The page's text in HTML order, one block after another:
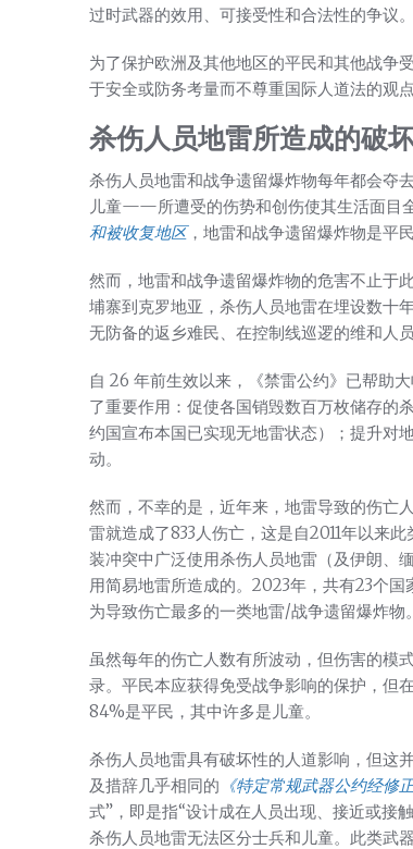
过时武器的效用、可接受性和合法性的争议。
为了保护欧洲及其他地区的平民和其他战争
于安全或防务考量而不尊重国际人道法的观
杀伤人员地雷所造成的破
杀伤人员地雷和战争遗留爆炸物每年都会
儿童——所遭受的伤势和创伤使其生活面目
和被收复地区，地雷和战争遗留爆炸物是平
然而，地雷和战争遗留爆炸物的危害不止
埔寨到克罗地亚，杀伤人员地雷在埋设数十
无防备的返乡难民、在控制线巡逻的维和人
自 26 年前生效以来，《禁雷公约》已帮助
了重要作用：促使各国销毁数百万枚储存的
约国宣布本国已实现无地雷状态）；提升对
动。
然而，不幸的是，近年来，地雷导致的伤亡
雷就造成了833人伤亡，这是自2011年以来
装冲突中广泛使用杀伤人员地雷（及伊朗、
用简易地雷所造成的。2023年，共有23个
为导致伤亡最多的一类地雷/战争遗留爆炸物。
虽然每年的伤亡人数有所波动，但伤害的模
录。平民本应获得免受战争影响的保护，但
84%是平民，其中许多是儿童。
杀伤人员地雷具有破坏性的人道影响，但这
及措辞几乎相同的 《特定常规武器公约经修
式”，即是指“设计成在人员出现、接近或接
杀伤人员地雷无法区分士兵和儿童。此类武